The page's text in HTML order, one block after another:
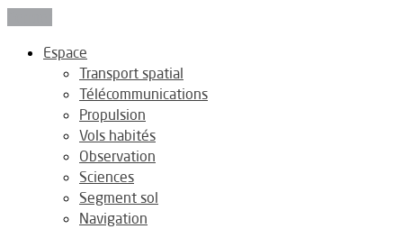
Espace
Transport spatial
Télécommunications
Propulsion
Vols habités
Observation
Sciences
Segment sol
Navigation